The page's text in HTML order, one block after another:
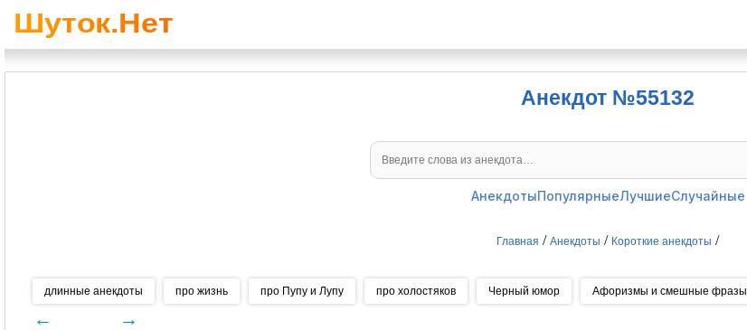
Анекдот №55132
АнекдотыПопулярныеЛучшиеСлучайные
Главная / Анекдоты / Короткие анекдоты /
длинные анекдоты про жизнь про Пупу и Лупу про холостяков Черный юмор Афоризмы и смешные фразы
← →